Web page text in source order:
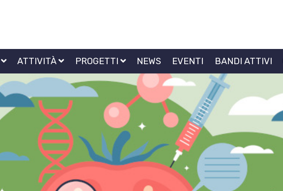
ATTIVITÀ PROGETTI NEWS EVENTI BANDI ATTIVI